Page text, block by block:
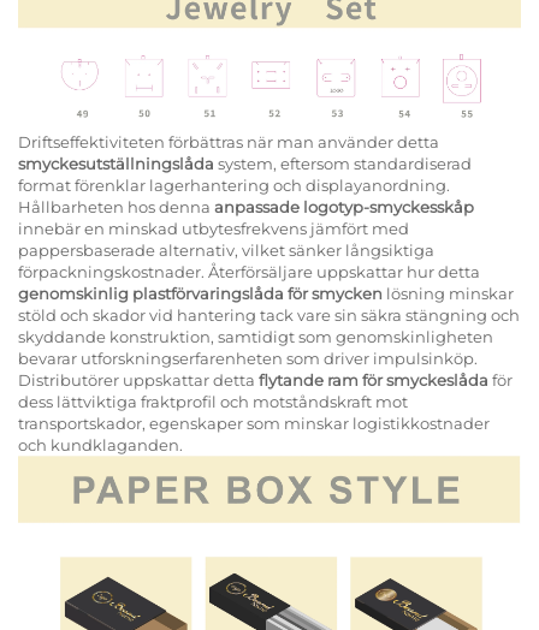
Driftseffektiviteten förbättras när man använder detta
smyckesutställningslåda system, eftersom standardiserad
format förenklar lagerhantering och displayanordning.
Hållbarheten hos denna anpassade logotyp-smyckesskåp
innebär en minskad utbytesfrekvens jämfört med
pappersbaserade alternativ, vilket sänker långsiktiga
förpackningskostnader. Återförsäljare uppskattar hur detta
genomskinlig plastförvaringslåda för smycken lösning minskar
stöld och skador vid hantering tack vare sin säkra stängning och
skyddande konstruktion, samtidigt som genomskinligheten
bevarar utforskningserfarenheten som driver impulsinköp.
Distributörer uppskattar detta flytande ram för smyckeslåda för
dess lättviktiga fraktprofil och motståndskraft mot
transportskador, egenskaper som minskar logistikkostnader
och kundklaganden.